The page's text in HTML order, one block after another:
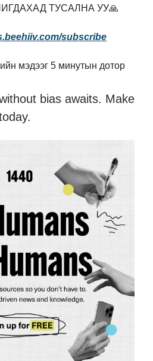
ТУСАЛНА УУ🙏
subscribe
мэдээг 5 минутын дотор
bias awaits. Make